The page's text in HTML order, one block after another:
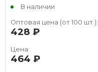
В наличии
Оптовая цена (от 100 шт.):
428
Цена:
464